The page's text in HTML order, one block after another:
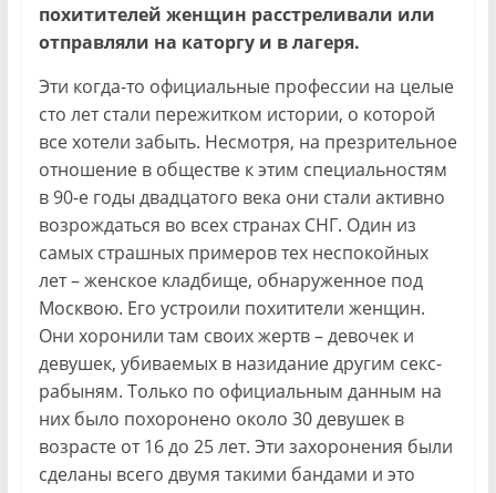
похитителей женщин расстреливали или
отправляли на каторгу и в лагеря.
Эти когда-то официальные профессии на целые
сто лет стали пережитком истории, о которой
все хотели забыть. Несмотря, на презрительное
отношение в обществе к этим специальностям
в 90-е годы двадцатого века они стали активно
возрождаться во всех странах СНГ. Один из
самых страшных примеров тех неспокойных
лет – женское кладбище, обнаруженное под
Москвою. Его устроили похитители женщин.
Они хоронили там своих жертв – девочек и
девушек, убиваемых в назидание другим секс-
рабыням. Только по официальным данным на
них было похоронено около 30 девушек в
возрасте от 16 до 25 лет. Эти захоронения были
сделаны всего двумя такими бандами и это